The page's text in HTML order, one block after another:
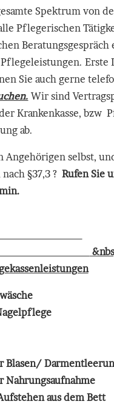
Spektrum von
Pflegerischen
Sie auch gerne
Wir sind
Krankenkasse, bzw
ab.
Angehörigen selbst,
§37,3 ? Rufen Sie
Blasen/
Nahrungsaufnahme
aus dem Bett